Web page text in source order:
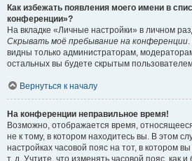
Как избежать появления моего имени в
конференции»?
На вкладке «Личные настройки» в личном
Скрывать моё пребывание на конференции
видны только администраторам,
остальных вы будете скрытым
Вернуться к началу
На конференции неправильное время!
Возможно, отображается время,
не к тому, в котором находитесь вы. В этом
настройках часовой пояс на тот, в котором
т. д. Учтите, что изменять часовой пояс, как